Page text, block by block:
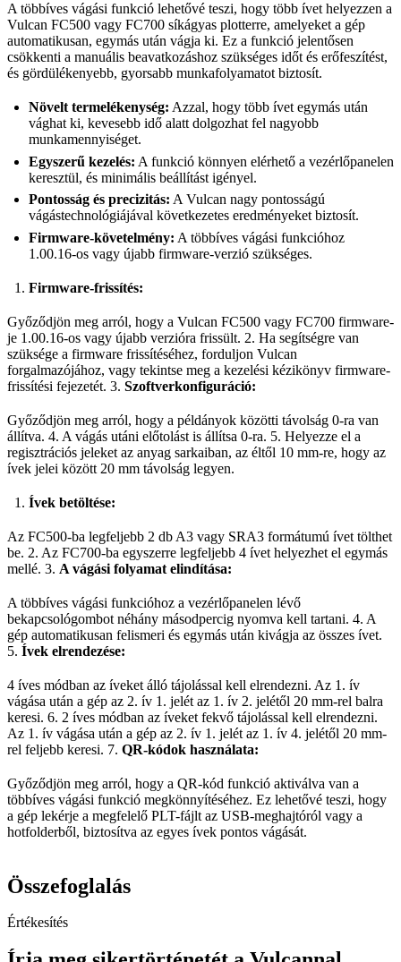
A többíves vágási funkció lehetővé teszi, hogy több ívet helyezzen a
Vulcan FC500 vagy FC700 síkágyas plotterre, amelyeket a gép
automatikusan, egymás után vágja ki. Ez a funkció jelentősen
csökkenti a manuális beavatkozáshoz szükséges időt és erőfeszítést,
és gördülékenyebb, gyorsabb munkafolyamatot biztosít.
Növelt termelékenység: Azzal, hogy több ívet egymás után
vághat ki, kevesebb idő alatt dolgozhat fel nagyobb
munkamennyiséget.
Egyszerű kezelés: A funkció könnyen elérhető a vezérlőpanelen
keresztül, és minimális beállítást igényel.
Pontosság és precizitás: A Vulcan nagy pontosságú
vágástechnológiájával következetes eredményeket biztosít.
Firmware-követelmény: A többíves vágási funkcióhoz
1.00.16-os vagy újabb firmware-verzió szükséges.
Firmware-frissítés:
Győződjön meg arról, hogy a Vulcan FC500 vagy FC700 firmware-
je 1.00.16-os vagy újabb verzióra frissült. 2. Ha segítségre van
szüksége a firmware frissítéséhez, forduljon Vulcan
forgalmazójához, vagy tekintse meg a kezelési kézikönyv firmware-
frissítési fejezetét. 3. Szoftverkonfiguráció:
Győződjön meg arról, hogy a példányok közötti távolság 0-ra van
állítva. 4. A vágás utáni előtolást is állítsa 0-ra. 5. Helyezze el a
regisztrációs jeleket az anyag sarkaiban, az éltől 10 mm-re, hogy az
ívek jelei között 20 mm távolság legyen.
Ívek betöltése:
Az FC500-ba legfeljebb 2 db A3 vagy SRA3 formátumú ívet tölthet
be. 2. Az FC700-ba egyszerre legfeljebb 4 ívet helyezhet el egymás
mellé. 3. A vágási folyamat elindítása:
A többíves vágási funkcióhoz a vezérlőpanelen lévő
bekapcsológombot néhány másodpercig nyomva kell tartani. 4. A
gép automatikusan felismeri és egymás után kivágja az összes ívet.
5. Ívek elrendezése:
4 íves módban az íveket álló tájolással kell elrendezni. Az 1. ív
vágása után a gép az 2. ív 1. jelét az 1. ív 2. jelétől 20 mm-rel balra
keresi. 6. 2 íves módban az íveket fekvő tájolással kell elrendezni.
Az 1. ív vágása után a gép az 2. ív 1. jelét az 1. ív 4. jelétől 20 mm-
rel feljebb keresi. 7. QR-kódok használata:
Győződjön meg arról, hogy a QR-kód funkció aktiválva van a
többíves vágási funkció megkönnyítéséhez. Ez lehetővé teszi, hogy
a gép lekérje a megfelelő PLT-fájlt az USB-meghajtóról vagy a
hotfolderből, biztosítva az egyes ívek pontos vágását.
Összefoglalás
Értékesítés